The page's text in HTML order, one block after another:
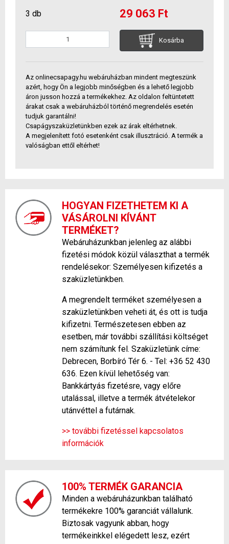
3 db 29 063 Ft
Kosárba
Az onlinecsapagy.hu webáruházban mindent megteszünk
azért, hogy Ön a legjobb minőségben és a lehető legjobb
áron jusson hozzá a termékekhez. Az oldalon feltüntetett
árakat csak a webáruházból történő megrendelés esetén
tudjuk garantálni!
Csapágyszaküzletünkben ezek az árak eltérhetnek.
A megjelenített fotó esetenként csak illusztráció. A termék a
valóságban ettől eltérhet!
HOGYAN FIZETHETEM KI A
VÁSÁROLNI KÍVÁNT
TERMÉKET?
Webáruházunkban jelenleg az alábbi
fizetési módok közül választhat a termék
rendelésekor: Személyesen kifizetés a
szaküzletünkben.
A megrendelt terméket személyesen a
szaküzletünkben veheti át, és ott is tudja
kifizetni. Természetesen ebben az
esetben, már további szállítási költséget
nem számítunk fel. Szaküzletünk címe:
Debrecen, Borbíró Tér 6. - Tel: +36 52 430
636. Ezen kívül lehetőség van:
Bankkártyás fizetésre, vagy előre
utalással, illetve a termék átvételekor
utánvéttel a futárnak.
>> további fizetéssel kapcsolatos
információk
100% TERMÉK GARANCIA
Minden a webáruházunkban található
termékekre 100% garanciát vállalunk.
Biztosak vagyunk abban, hogy
termékeinkkel elégedett lesz, ezért